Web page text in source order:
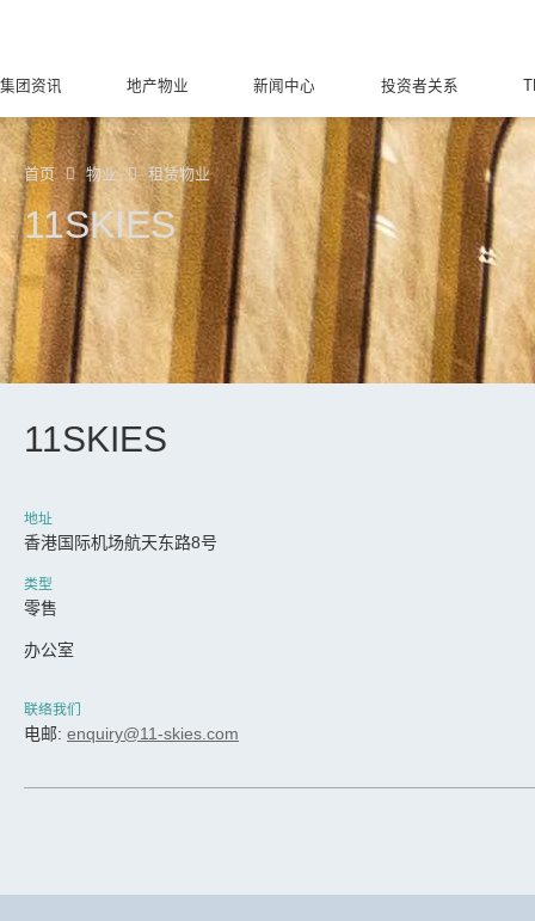
集团资讯 地产物业 新闻中心 投资者关系
首页 物业 租赁物业
11SKIES
11SKIES
地址
香港国际机场航天东路8号
类型
零售
办公室
联络我们
电邮: enquiry@11-skies.com